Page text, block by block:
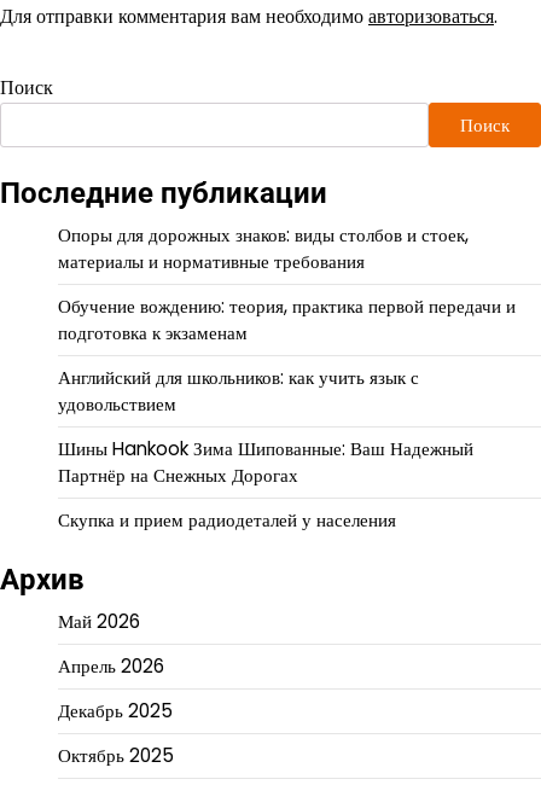
Для отправки комментария вам необходимоавторизоваться.
Поиск
Поиск
Последние публикации
Опоры для дорожных знаков: виды столбов и стоек,
материалы и нормативные требования
Обучение вождению: теория, практика первой передачи и
подготовка к экзаменам
Английский для школьников: как учить язык с
удовольствием
Шины Hankook Зима Шипованные: Ваш Надежный
Партнёр на Снежных Дорогах
Скупка и прием радиодеталей у населения
Архив
Май 2026
Апрель 2026
Декабрь 2025
Октябрь 2025